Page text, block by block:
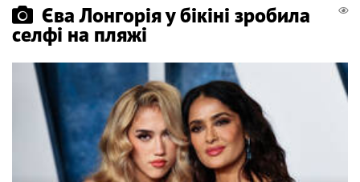
Єва Лонгорія у бікіні зробила
селфі на пляжі